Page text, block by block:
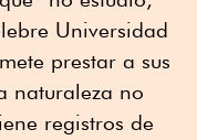
Universidad
prestar a sus
naturaleza no
registros de